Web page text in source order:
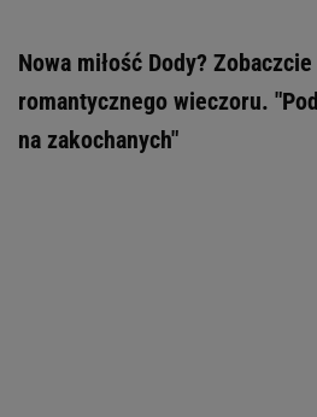
Nowa miłość Dody?
romantycznego wieczoru.
na zakochanych"